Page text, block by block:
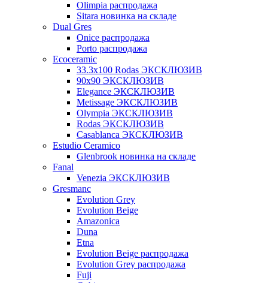
Olimpia распродажа
Sitara новинка на складе
Dual Gres
Onice распродажа
Porto распродажа
Ecoceramic
33.3х100 Rodas ЭКСКЛЮЗИВ
90x90 ЭКСКЛЮЗИВ
Elegance ЭКСКЛЮЗИВ
Metissage ЭКСКЛЮЗИВ
Olympia ЭКСКЛЮЗИВ
Rodas ЭКСКЛЮЗИВ
Сasablanca ЭКСКЛЮЗИВ
Estudio Ceramico
Glenbrook новинка на складе
Fanal
Venezia ЭКСКЛЮЗИВ
Gresmanc
Evolution Grey
Evolution Beige
Amazonica
Duna
Etna
Evolution Beige распродажа
Evolution Grey распродажа
Fuji